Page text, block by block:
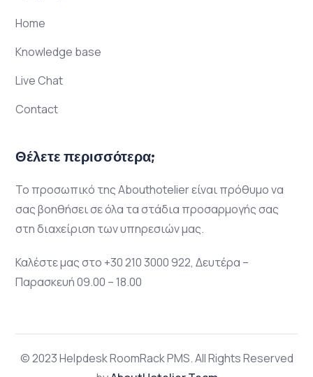
Home
Knowledge base
Live Chat
Contact
Θέλετε περισσότερα;
Το προσωπικό της Abouthotelier είναι πρόθυμο να
σας βοηθήσει σε όλα τα στάδια προσαρμογής σας
στη διαχείριση των υπηρεσιών μας.
Καλέστε μας στο +30 210 3000 922, Δευτέρα –
Παρασκευή 09.00 – 18.00
© 2023 Helpdesk RoomRack PMS. All Rights Reserved